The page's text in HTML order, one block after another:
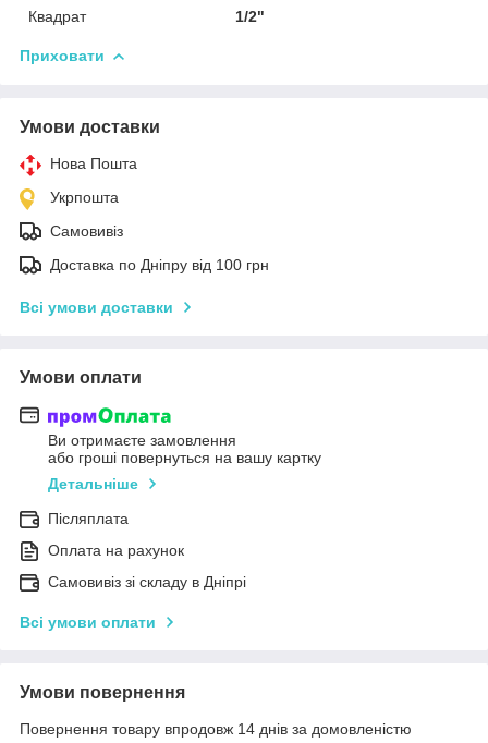
Квадрат
1/2"
Приховати
Умови доставки
Нова Пошта
Укрпошта
Самовивіз
Доставка по Дніпру від 100 грн
Всі умови доставки
Умови оплати
Ви отримаєте замовлення
або гроші повернуться на вашу картку
Детальніше
Післяплата
Оплата на рахунок
Самовивіз зі складу в Дніпрі
Всі умови оплати
Умови повернення
Повернення товару впродовж 14 днів за домовленістю